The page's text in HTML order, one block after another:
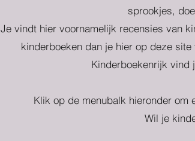
sprookjes,
Je vindt hier voornamelijk recensies van
kinderboeken dan je hier op deze
Kinderboekenrijk vind
Klik op de menubalk hieronder om
Wil je